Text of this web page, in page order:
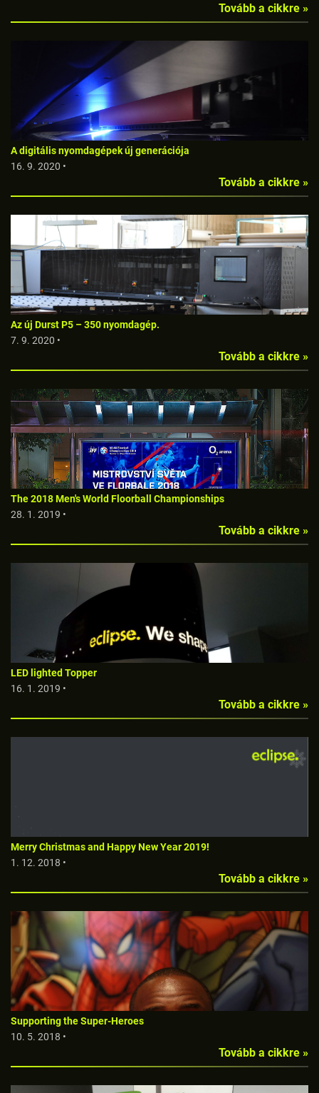
Tovább a cikkre »
A digitális nyomdagépek új generációja
16. 9. 2020 •
Tovább a cikkre »
Az új Durst P5 – 350 nyomdagép.
7. 9. 2020 •
Tovább a cikkre »
The 2018 Men's World Floorball Championships
28. 1. 2019 •
Tovább a cikkre »
LED lighted Topper
16. 1. 2019 •
Tovább a cikkre »
Merry Christmas and Happy New Year 2019!
1. 12. 2018 •
Tovább a cikkre »
Supporting the Super-Heroes
10. 5. 2018 •
Tovább a cikkre »